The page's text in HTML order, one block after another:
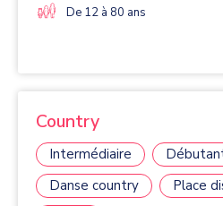
De 12 à 80 ans
Country
Intermédiaire
Danse country
Place